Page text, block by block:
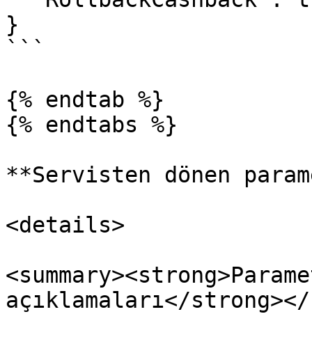
}
```
{% endtab %}
{% endtabs %}
**Servisten dönen
<details>
açıklamaları</strong></